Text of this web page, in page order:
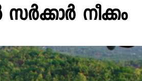
നീക്കം